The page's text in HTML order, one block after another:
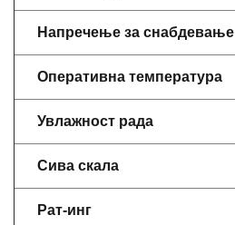
Напречење за снабдевање
Оперативна температура
Увлажност рада
Сива скала
Рат-инг